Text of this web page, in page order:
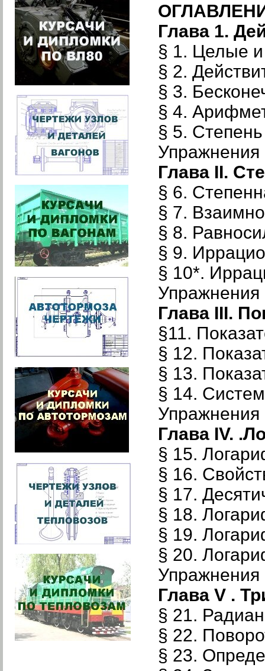
Глава 1.
§ 1. Целые
§ 2.
§ 3.
§ 4.
§ 5.
Упражнения
Глава II.
§ 6.
§ 7.
§ 8.
§ 9.
§ 10*.
Упражнения
Глава III.
§11.
§ 12.
§ 13.
§ 14.
Упражнения
Глава IV.
§ 15.
§ 16.
§ 17.
§ 18.
§ 19.
§ 20.
Упражнения
Глава V .
§ 21.
§ 22.
§ 23.